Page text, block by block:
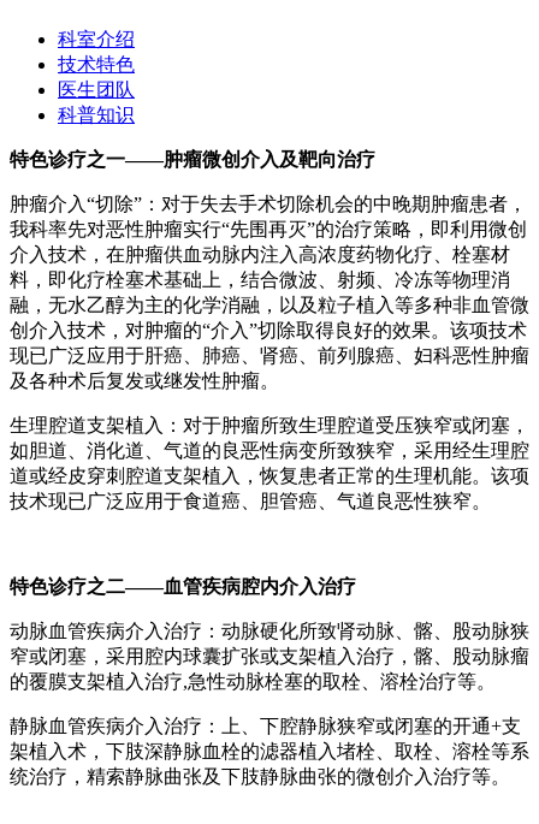
科室介绍
技术特色
医生团队
科普知识
特色诊疗之一——肿瘤微创介入及靶向治疗
肿瘤介入“切除”：对于失去手术切除机会的中晚期肿瘤患者，
我科率先对恶性肿瘤实行“先围再灭”的治疗策略，即利用微创
介入技术，在肿瘤供血动脉内注入高浓度药物化疗、栓塞材
料，即化疗栓塞术基础上，结合微波、射频、冷冻等物理消
融，无水乙醇为主的化学消融，以及粒子植入等多种非血管微
创介入技术，对肿瘤的“介入”切除取得良好的效果。该项技术
现已广泛应用于肝癌、肺癌、肾癌、前列腺癌、妇科恶性肿瘤
及各种术后复发或继发性肿瘤。
生理腔道支架植入：对于肿瘤所致生理腔道受压狭窄或闭塞，
如胆道、消化道、气道的良恶性病变所致狭窄，采用经生理腔
道或经皮穿刺腔道支架植入，恢复患者正常的生理机能。该项
技术现已广泛应用于食道癌、胆管癌、气道良恶性狭窄。
特色诊疗之二——血管疾病腔内介入治疗
动脉血管疾病介入治疗：动脉硬化所致肾动脉、髂、股动脉狭
窄或闭塞，采用腔内球囊扩张或支架植入治疗，髂、股动脉瘤
的覆膜支架植入治疗,急性动脉栓塞的取栓、溶栓治疗等。
静脉血管疾病介入治疗：上、下腔静脉狭窄或闭塞的开通+支
架植入术，下肢深静脉血栓的滤器植入堵栓、取栓、溶栓等系
统治疗，精索静脉曲张及下肢静脉曲张的微创介入治疗等。